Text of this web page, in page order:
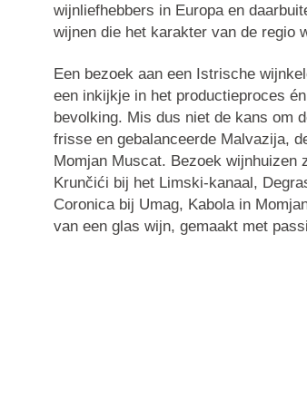
wijnliefhebbers in Europa en
wijnen die het karakter van de regio
Een bezoek aan een Istrische
een inkijkje in het productieproces
bevolking. Mis dus niet de kans om
frisse en gebalanceerde Malvazija,
Momjan Muscat. Bezoek wijnhuizen
Krunčići bij het Limski-kanaal,
Coronicabij Umag, Kabolain
van een glas wijn, gemaakt met